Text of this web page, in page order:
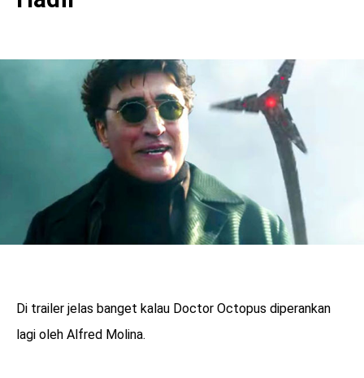
Di trailer jelas banget kalau Doctor Octopus diperankan
lagi oleh Alfred Molina.